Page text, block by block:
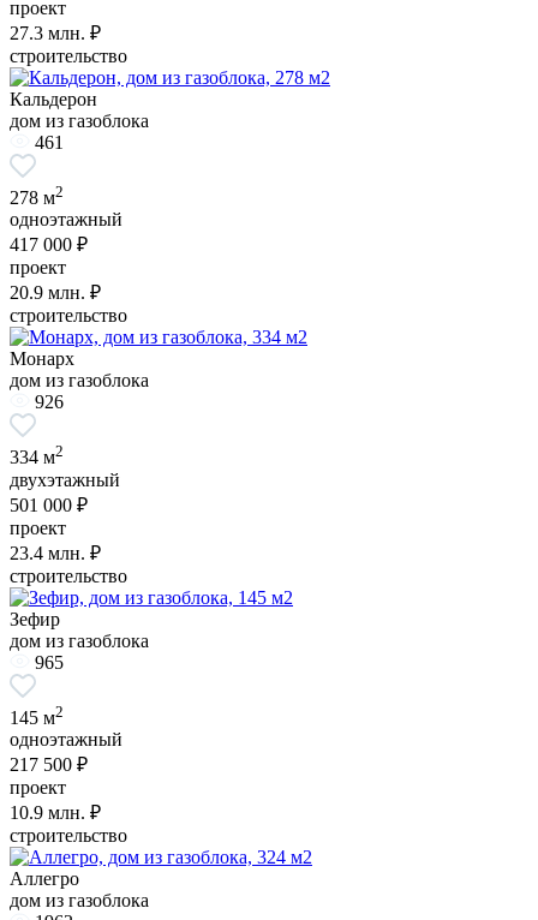
проект
27.3 млн. ₽
строительство
Кальдерон
дом из газоблока
461
278 м2
одноэтажный
417 000 ₽
проект
20.9 млн. ₽
строительство
Монарх
дом из газоблока
926
334 м2
двухэтажный
501 000 ₽
проект
23.4 млн. ₽
строительство
Зефир
дом из газоблока
965
145 м2
одноэтажный
217 500 ₽
проект
10.9 млн. ₽
строительство
Аллегро
дом из газоблока